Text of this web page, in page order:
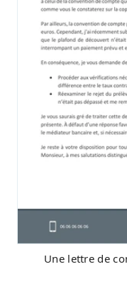
Une lettre de